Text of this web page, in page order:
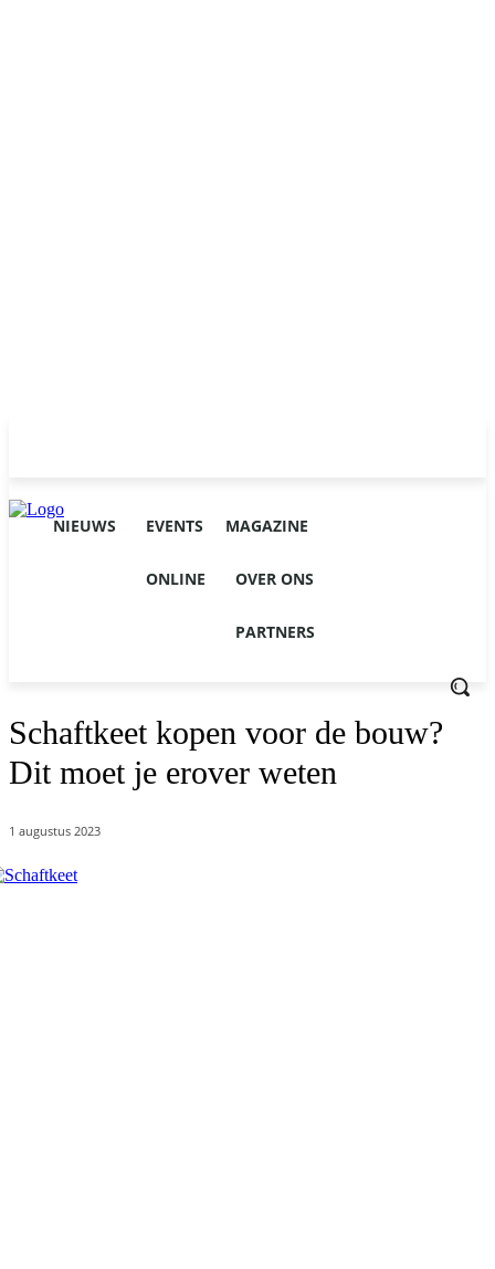
NIEUWS EVENTS MAGAZINE
ONLINE OVER ONS
PARTNERS
Schaftkeet kopen voor de bouw?
Dit moet je erover weten
1 augustus 2023